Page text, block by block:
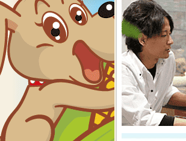
2026-07-24
【大決算
大決算フ